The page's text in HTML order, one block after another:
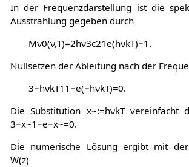
In der Frequenzdarstellung ist die
Ausstrahlung gegeben durch
Mν0(ν,T)=2hν3c21e(hνkT)−1 .
Nullsetzen der Ableitung nach der
3−hνkT1 1 −e(−hνkT)=0.
Die Substitution x~:=hνkTvereinfacht
3−x~1 −e−x~=0.
Die numerische Lösung ergibt mit
W(z)